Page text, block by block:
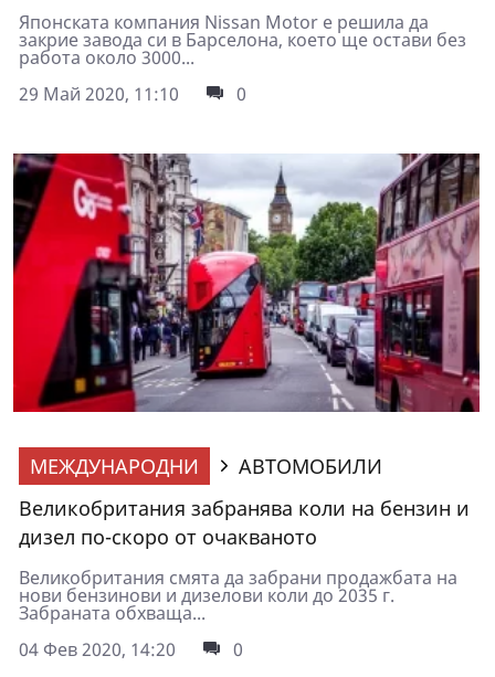
Японската компания Nissan Motor е решила да
закрие завода си в Барселона, което ще остави без
работа около 3000...
29 Май 2020, 11:10
0
МЕЖДУНАРОДНИ
АВТОМОБИЛИ
Великобритания забранява коли на бензин и
дизел по-скоро от очакваното
Великобритания смята да забрани продажбата на
нови бензинови и дизелови коли до 2035 г.
Забраната обхваща...
04 Фев 2020, 14:20
0